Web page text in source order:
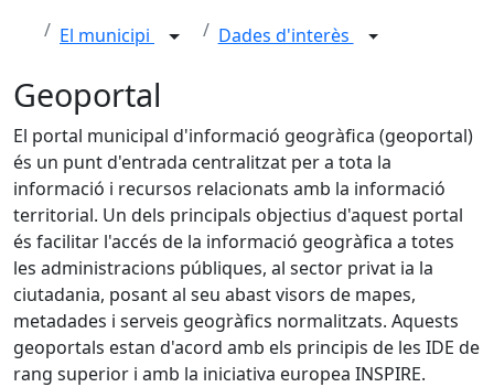
El municipi Dades d'interès
Geoportal
El portal municipal d'informació geogràfica (geoportal)
és un punt d'entrada centralitzat per a tota la
informació i recursos relacionats amb la informació
territorial. Un dels principals objectius d'aquest portal
és facilitar l'accés de la informació geogràfica a totes
les administracions públiques, al sector privat ia la
ciutadania, posant al seu abast visors de mapes,
metadades i serveis geogràfics normalitzats. Aquests
geoportals estan d'acord amb els principis de les IDE de
rang superior i amb la iniciativa europea INSPIRE.